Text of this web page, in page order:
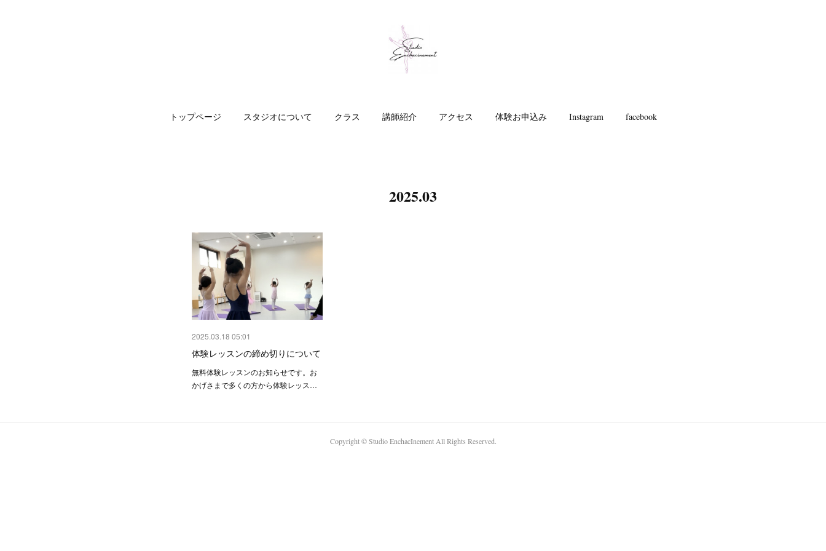
トップページ スタジオについて クラス 講師紹介 アクセス 体験お申込み Instagram facebook
2025.03
2025.03.18 05:01
体験レッスンの締め切りについて
無料体験レッスンのお知らせです。お
かげさまで多くの方から体験レッス…
Copyright ©︎ Studio EnchacInement All Rights Reserved.